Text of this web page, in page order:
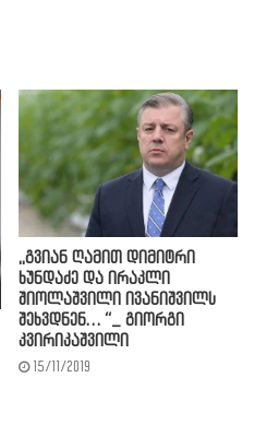
,,გვიან ღამით დიმიტრი
ხუნდაძე და ირაკლი
შიოლაშვილი ივანიშვილს
შეხვდნენ… “_ გიორგი
კვირიკაშვილი
15/11/2019